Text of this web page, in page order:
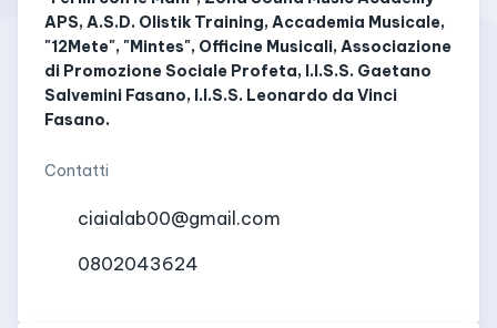
APS, A.S.D. Olistik Training, Accademia Musicale,
"12Mete", "Mintes", Officine Musicali, Associazione
di Promozione Sociale Profeta, I.I.S.S. Gaetano
Salvemini Fasano, I.I.S.S. Leonardo da Vinci
Fasano.
Contatti
ciaialab00@gmail.com
0802043624